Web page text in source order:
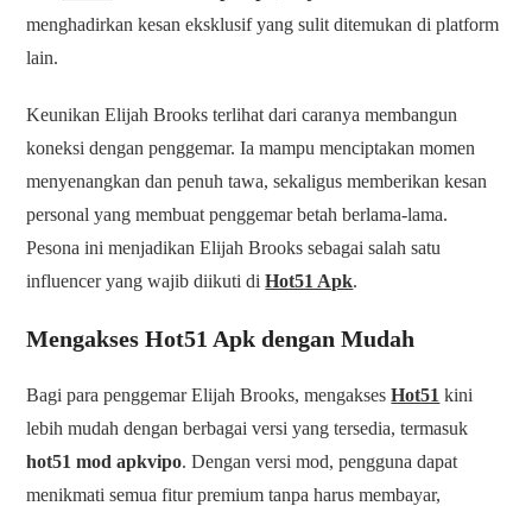
menghadirkan kesan eksklusif yang sulit ditemukan di platform
lain.
Keunikan Elijah Brooks terlihat dari caranya membangun
koneksi dengan penggemar. Ia mampu menciptakan momen
menyenangkan dan penuh tawa, sekaligus memberikan kesan
personal yang membuat penggemar betah berlama-lama.
Pesona ini menjadikan Elijah Brooks sebagai salah satu
influencer yang wajib diikuti diHot51 Apk.
Mengakses Hot51 Apk dengan Mudah
Bagi para penggemar Elijah Brooks, mengaksesHot51 kini
lebih mudah dengan berbagai versi yang tersedia, termasuk
hot51 mod apkvipo. Dengan versi mod, pengguna dapat
menikmati semua fitur premium tanpa harus membayar,